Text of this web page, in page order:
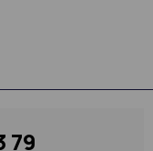
79